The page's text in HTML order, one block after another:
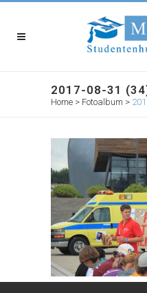
2017-08-31
Home > Fotoalbum >